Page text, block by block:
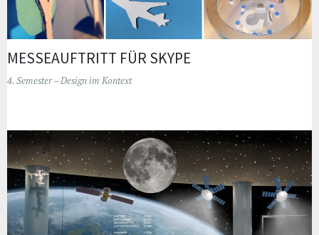
MESSEAUFTRITT FÜR SKYPE
4. Semester – Design im Kontext